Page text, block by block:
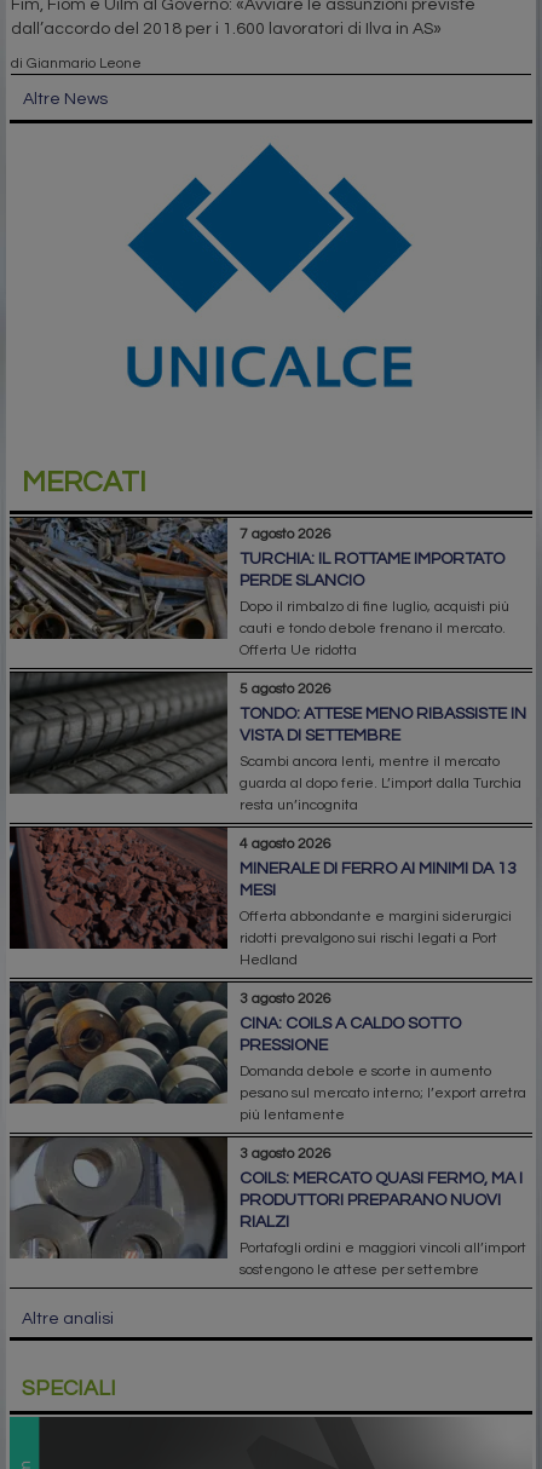
Fim, Fiom e Uilm al Governo: «Avviare le assunzioni previste
dall’accordo del 2018 per i 1.600 lavoratori di Ilva in AS»
di Gianmario Leone
Altre News
MERCATI
7 agosto 2026
TURCHIA: IL ROTTAME IMPORTATO
PERDE SLANCIO
Dopo il rimbalzo di fine luglio, acquisti più
cauti e tondo debole frenano il mercato.
Offerta Ue ridotta
5 agosto 2026
TONDO: ATTESE MENO RIBASSISTE IN
VISTA DI SETTEMBRE
Scambi ancora lenti, mentre il mercato
guarda al dopo ferie. L’import dalla Turchia
resta un’incognita
4 agosto 2026
MINERALE DI FERRO AI MINIMI DA 13
MESI
Offerta abbondante e margini siderurgici
ridotti prevalgono sui rischi legati a Port
Hedland
3 agosto 2026
CINA: COILS A CALDO SOTTO
PRESSIONE
Domanda debole e scorte in aumento
pesano sul mercato interno; l’export arretra
più lentamente
3 agosto 2026
COILS: MERCATO QUASI FERMO, MA I
PRODUTTORI PREPARANO NUOVI
RIALZI
Portafogli ordini e maggiori vincoli all’import
sostengono le attese per settembre
Altre analisi
SPECIALI